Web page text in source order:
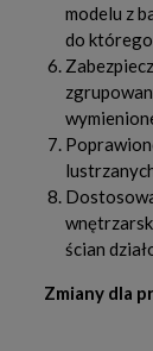
modelu z
do którego
ścian
Zmiany dla